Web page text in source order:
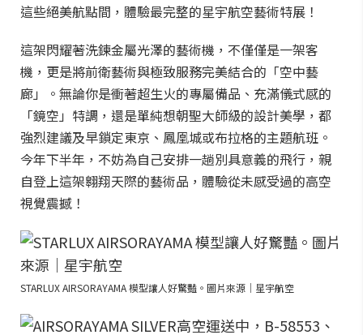
這些絕美航點間，體驗最完整的星宇航空藝術特展！
這架閃耀著洗鍊金屬光澤的藝術機，不僅僅是一架客
機，更是將前衛藝術與極致服務完美結合的「空中藝
廊」。無論你是衝著超生火的專屬備品、充滿儀式感的
「鏡空」特調，還是單純想朝聖大師級的設計美學，都
強烈建議及早鎖定東京、鳳凰城或布拉格的主題航班。
今年下半年，不妨為自己安排一趟別具意義的飛行，親
自登上這架翱翔天際的藝術品，體驗從未感受過的高空
視覺震撼！
STARLUX AIRSORAYAMA 模型讓人好驚豔。圖片來源｜星宇航空